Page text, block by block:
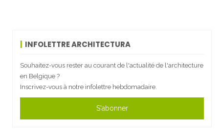
INFOLETTRE ARCHITECTURA
Souhaitez-vous rester au courant de l'actualité de l'architecture
en Belgique ?
Inscrivez-vous à notre infolettre hebdomadaire.
S'abonner